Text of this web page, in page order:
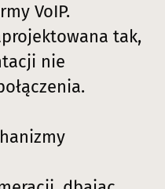
VoIP.
tak,
nie